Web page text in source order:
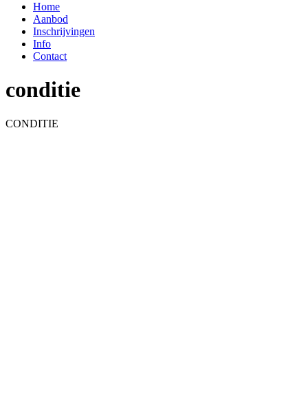
Home
Aanbod
Inschrijvingen
Info
Contact
conditie
CONDITIE